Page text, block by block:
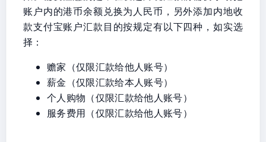
账户内的港币余额兑换为人民币，另外添加内地收
款支付宝账户汇款目的按规定有以下四种，如实选
择：
赡家（仅限汇款给他人账号）
薪金（仅限汇款给本人账号）
个人购物（仅限汇款给他人账号）
服务费用（仅限汇款给他人账号）